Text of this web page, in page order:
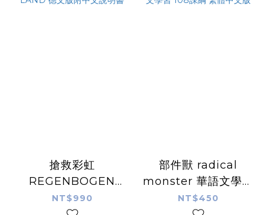
搶救彩虹
REGENBOGEN
LAND 德文版附中文
NT$990
部件獸 radical
monster 華語文學習
108課綱 繁體中文版
NT$450